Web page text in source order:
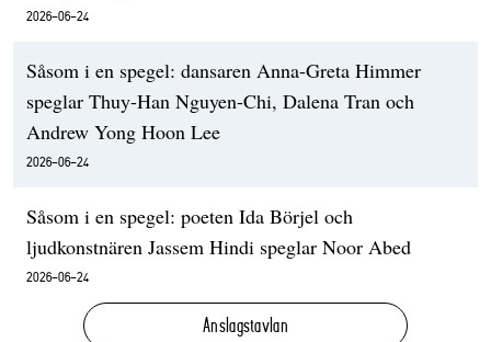
2026-06-24
Såsom i en spegel: dansaren Anna-Greta Himmer
speglar Thuy-Han Nguyen-Chi, Dalena Tran och
Andrew Yong Hoon Lee
2026-06-24
Såsom i en spegel: poeten Ida Börjel och
ljudkonstnären Jassem Hindi speglar Noor Abed
2026-06-24
Anslagstavlan